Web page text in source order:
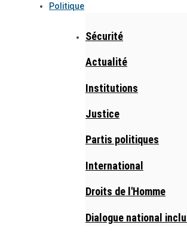
Politique
Sécurité
Actualité
Institutions
Justice
Partis politiques
International
Droits de l'Homme
Dialogue national